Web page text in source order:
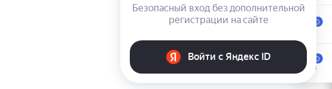
0
0